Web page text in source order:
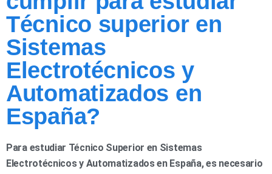
Técnico superior en
Sistemas
Electrotécnicos y
Automatizados en
España?
Para estudiar Técnico Superior en Sistemas
Electrotécnicos y Automatizados en España, es necesario